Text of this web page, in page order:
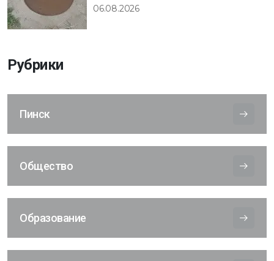
06.08.2026
Рубрики
Пинск
Общество
Образование